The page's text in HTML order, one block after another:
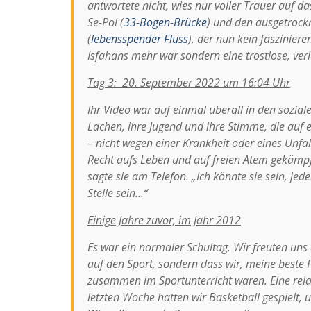
antwortete nicht, wies nur voller Trauer auf
Se-Pol (33-Bogen-Brücke) und den
(lebensspender Fluss), der nun kein
Isfahans mehr war sondern eine trostlose,
Tag 3: 20. September 2022 um 16:04 Uhr
Ihr Video war auf einmal überall in den
Lachen, ihre Jugend und ihre Stimme, die
– nicht wegen einer Krankheit oder eines
Recht aufs Leben und auf freien Atem
sagte sie am Telefon. „Ich könnte sie sein,
Stelle sein…“
Einige Jahre zuvor, im Jahr 2012
Es war ein normaler Schultag. Wir freuten
auf den Sport, sondern dass wir, meine beste
zusammen im Sportunterricht waren. Eine
letzten Woche hatten wir Basketball gespielt,